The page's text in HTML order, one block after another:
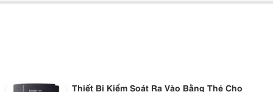
Thiết Bị Kiểm Soát Ra Vào Bằng Thẻ Cho